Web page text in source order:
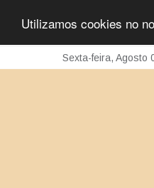
Utilizamos cookies no
to
Sexta-feira, Agosto